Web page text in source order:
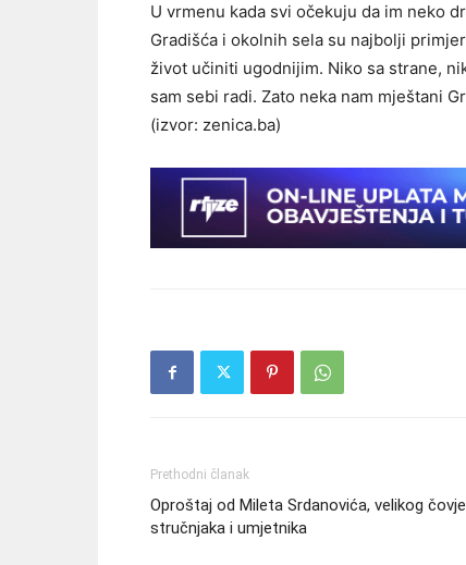
U vrmenu kada svi očekuju da im neko
Gradišća i okolnih sela su najbolji
život učiniti ugodnijim. Niko sa strane,
sam sebi radi. Zato neka nam mještani
(izvor: zenica.ba)
Prethodni članak
Oproštaj od Mileta Srdanovića, velikog
stručnjaka i umjetnika